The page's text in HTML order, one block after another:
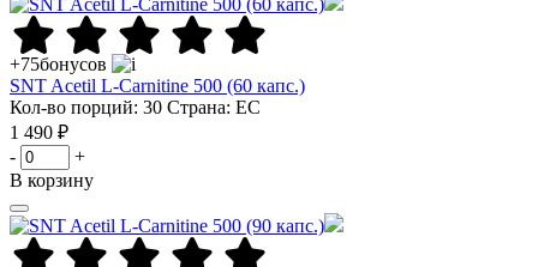
+75бонусов
SNT Acetil L-Carnitine 500 (60 капс.)
Кол-во порций: 30 Страна: ЕС
1 490 ₽
-
+
В корзину